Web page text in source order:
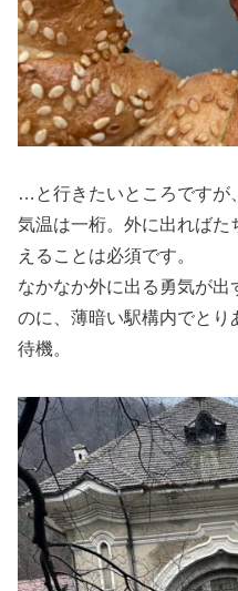
…と行きたいところですが
気温は一桁。外に出ればた
えることは必須です。
なかなか外に出る勇気が
のに、薄暗い駅構内でとり
待機。